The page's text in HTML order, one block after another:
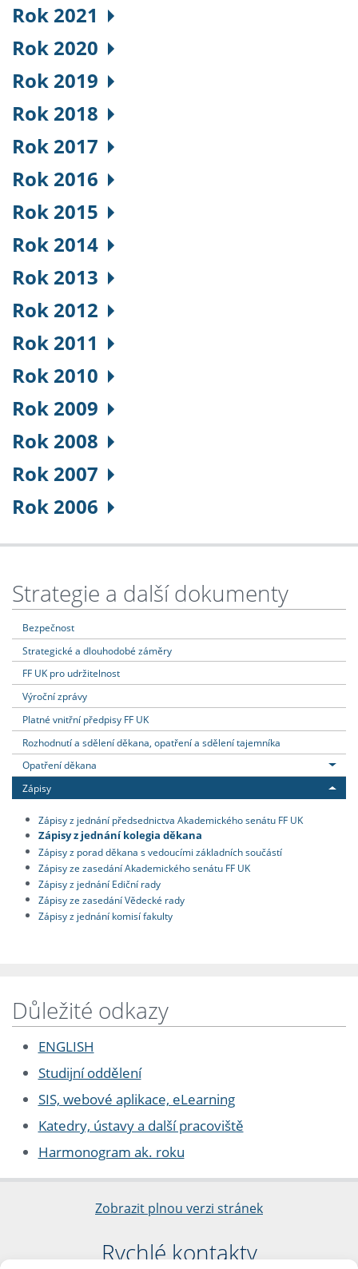
Rok 2021
Rok 2020
Rok 2019
Rok 2018
Rok 2017
Rok 2016
Rok 2015
Rok 2014
Rok 2013
Rok 2012
Rok 2011
Rok 2010
Rok 2009
Rok 2008
Rok 2007
Rok 2006
Strategie a další dokumenty
Bezpečnost
Strategické a dlouhodobé záměry
FF UK pro udržitelnost
Výroční zprávy
Platné vnitřní předpisy FF UK
Rozhodnutí a sdělení děkana, opatření a sdělení tajemníka
Opatření děkana
Zápisy
Zápisy z jednání předsednictva Akademického senátu FF UK
Zápisy z jednání kolegia děkana
Zápisy z porad děkana s vedoucími základních součástí
Zápisy ze zasedání Akademického senátu FF UK
Zápisy z jednání Ediční rady
Zápisy ze zasedání Vědecké rady
Zápisy z jednání komisí fakulty
Důležité odkazy
ENGLISH
Studijní oddělení
SIS, webové aplikace, eLearning
Katedry, ústavy a další pracoviště
Harmonogram ak. roku
Zobrazit plnou verzi stránek
Rychlé kontakty